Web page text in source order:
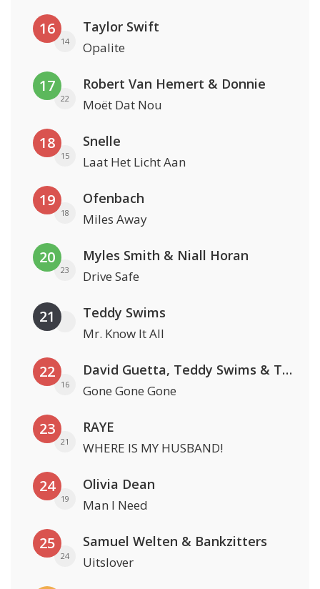
16
14
Taylor Swift
Opalite
17
22
Robert Van Hemert & Donnie
Moët Dat Nou
18
15
Snelle
Laat Het Licht Aan
19
18
Ofenbach
Miles Away
20
23
Myles Smith & Niall Horan
Drive Safe
21 Teddy Swims
Mr. Know It All
22
16
David Guetta, Teddy Swims & Tones And I
Gone Gone Gone
23
21
RAYE
WHERE IS MY HUSBAND!
24
19
Olivia Dean
Man I Need
25
24
Samuel Welten & Bankzitters
Uitslover